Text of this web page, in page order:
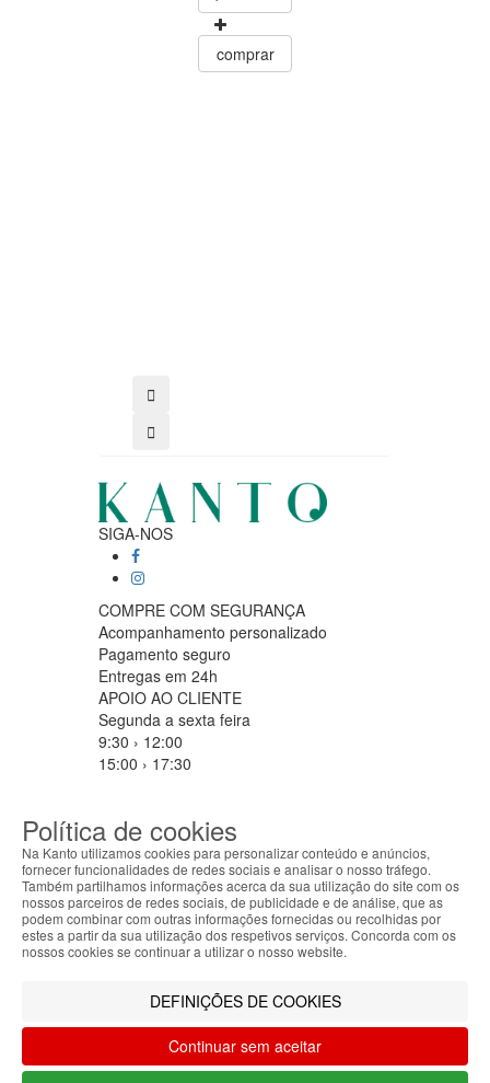
comprar
SIGA-NOS
COMPRE COM SEGURANÇA
Acompanhamento personalizado
Pagamento seguro
Entregas em 24h
APOIO AO CLIENTE
Segunda a sexta feira
9:30 › 12:00
15:00 › 17:30
MÉTODOS DE PAGAMENTO
ABOUT THE COOKIES
Kanto handles information about your visit using
cookies that improve the performance of the
offer advertising tailored to your interests. By
continuing to browse our site, you accept the use of
these cookies. For more information, see our
Privacy and Cookie Policy. You can configure your
Política de cookies
Na Kanto utilizamos cookies para personalizar conteúdo e anúncios,
fornecer funcionalidades de redes sociais e analisar o nosso tráfego.
Também partilhamos informações acerca da sua utilização do site com os
nossos parceiros de redes sociais, de publicidade e de análise, que as
podem combinar com outras informações fornecidas ou recolhidas por
estes a partir da sua utilização dos respetivos serviços. Concorda com os
nossos cookies se continuar a utilizar o nosso website.
DEFINIÇÕES DE COOKIES
Continuar sem aceitar